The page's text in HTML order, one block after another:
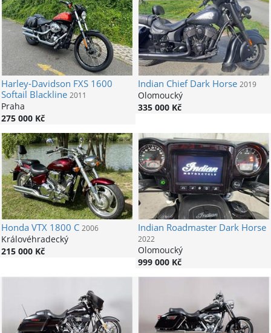
Harley-Davidson FXS 1600
Softail Blackline 2011
Praha
275 000 Kč
Indian Chief Dark Horse 2019
Olomoucký
335 000 Kč
HondaVTX 1800 C 2006
Královéhradecký
215 000 Kč
Indian Roadmaster Dark Horse
2022
Olomoucký
999 000 Kč